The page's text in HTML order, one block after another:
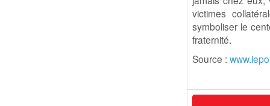
victimes
symboliser le
fraternité.
Source :